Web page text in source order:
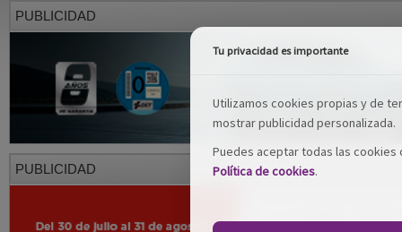
PUBLICIDAD
PUBLICIDAD
Tu privacidad es importante
Utilizamos cookies propias y de
mostrar publicidad personalizada.
Puedes aceptar todas las
Política de cookies.